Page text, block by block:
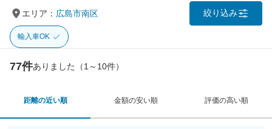
エリア： 広島市南区 絞り込み
輸入車OK
77件ありました（1～10件）
距離の近い順 金額の安い順 評価の高い順